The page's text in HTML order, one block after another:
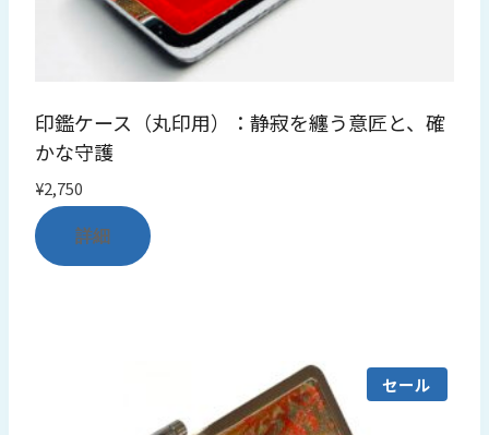
印鑑ケース（丸印用）：静寂を纏う意匠と、確
かな守護
¥2,750
詳細
セール